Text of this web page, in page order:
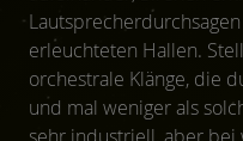
erleuchteten Hallen.
orchestrale Klänge, die
und mal weniger als